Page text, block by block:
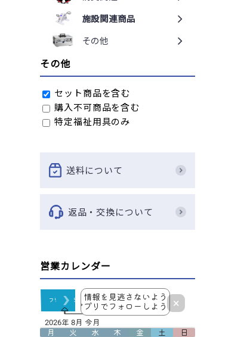
施設関連商品
その他
その他
セット商品を含む
購入不可商品を含む
特定福祉用具のみ
送料について
返品・交換について
営業カレンダー